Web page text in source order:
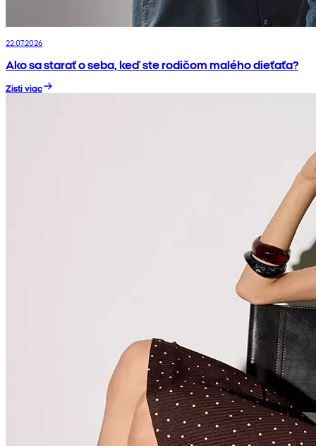
22.07.2026
Ako sa starať o seba, keď ste rodičom malého dieťaťa?
Zisti viac